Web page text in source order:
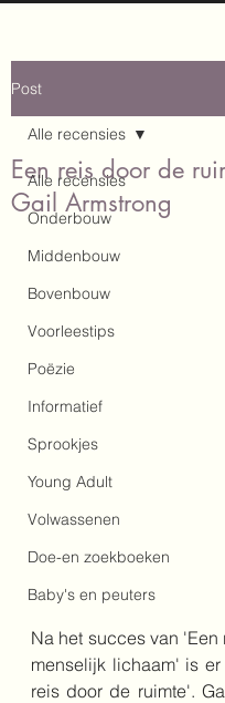
Post
Alle recensies
Onderbouw
Middenbouw
Bovenbouw
Voorleestips
Poëzie
Informatief
Sprookjes
Young Adult
Volwassenen
Doe-en zoekboeken
Baby's en peuters
Alle recensies
Een reis door de
Gail Armstrong
Na het succes van 'Een
menselijk lichaam' is
reis door de ruimte'.